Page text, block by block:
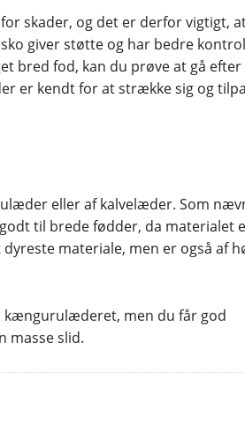
skader, og det er derfor vigtigt,
giver støtte og har bedre
bred fod, kan du prøve at gå efter
er kendt for at strække sig og
eller af kalvelæder. Som
til brede fødder, da materialet
materiale, men er også af
kængurulæderet, men du får god
masse slid.